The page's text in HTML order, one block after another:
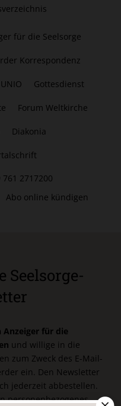
für die Seelsorge
Korrespondenz
Gottesdienst
Forum Weltkirche
Diakonia
761 2717200
Abo online kündigen
Seelsorge-
Anzeiger für die
und willige in die
zum Zweck des E-Mail-
ein. Den Newsletter
jederzeit abbestellen.
personenbezogenes